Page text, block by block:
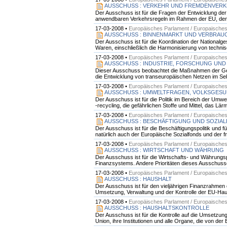
AUSSCHUSS : VERKEHR UND
Der Ausschuss ist für die Fragen der Entwicklung
anwendbaren Verkehrsregeln im Rahmen der EU,
17-03-2008 • Europäisches Parlament /
AUSSCHUSS : BINNENMARKT UND
Der Ausschuss ist für die Koordination der
Waren, einschließlich die Harmonisierung von
17-03-2008 • Europäisches Parlament /
AUSSCHUSS : INDUSTRIE, FORSCHUNG
Dieser Ausschuss beobachtet die Maßnahmen der
die Entwicklung von transeuropäischen Netzen im
17-03-2008 • Europäisches Parlament /
AUSSCHUSS : UMWELTFRAGEN,
Der Ausschuss ist für die Politik im Bereich der
-recycling, die gefährlichen Stoffe und Mittel, das
17-03-2008 • Europäisches Parlament /
AUSSCHUSS : BESCHÄFTIGUNG UND
Der Ausschuss ist für die Beschäftigungspolitik und
natürlich auch der Europäische Sozialfonds und der
17-03-2008 • Europäisches Parlament /
AUSSCHUSS : WIRTSCHAFT UND WÄHRUNG
Der Ausschuss ist für die Wirtschafts- und
Finanzsystems. Andere Prioritäten dieses
17-03-2008 • Europäisches Parlament /
AUSSCHUSS : HAUSHALT
Der Ausschuss ist für den vieljährigen
Umsetzung, Verwaltung und der Kontrolle der EU-
17-03-2008 • Europäisches Parlament /
AUSSCHUSS : HAUSHALTSKONTROLLE
Der Ausschuss ist für die Kontrolle auf die
Union, ihre Institutionen und alle Organe, die von